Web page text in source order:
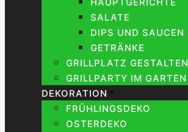
SALATE
DIPS UND SAUCEN
GETRÄNKE
GRILLPLATZ GESTALTEN
GRILLPARTY IM GARTEN
DEKORATION
FRÜHLINGSDEKO
OSTERDEKO